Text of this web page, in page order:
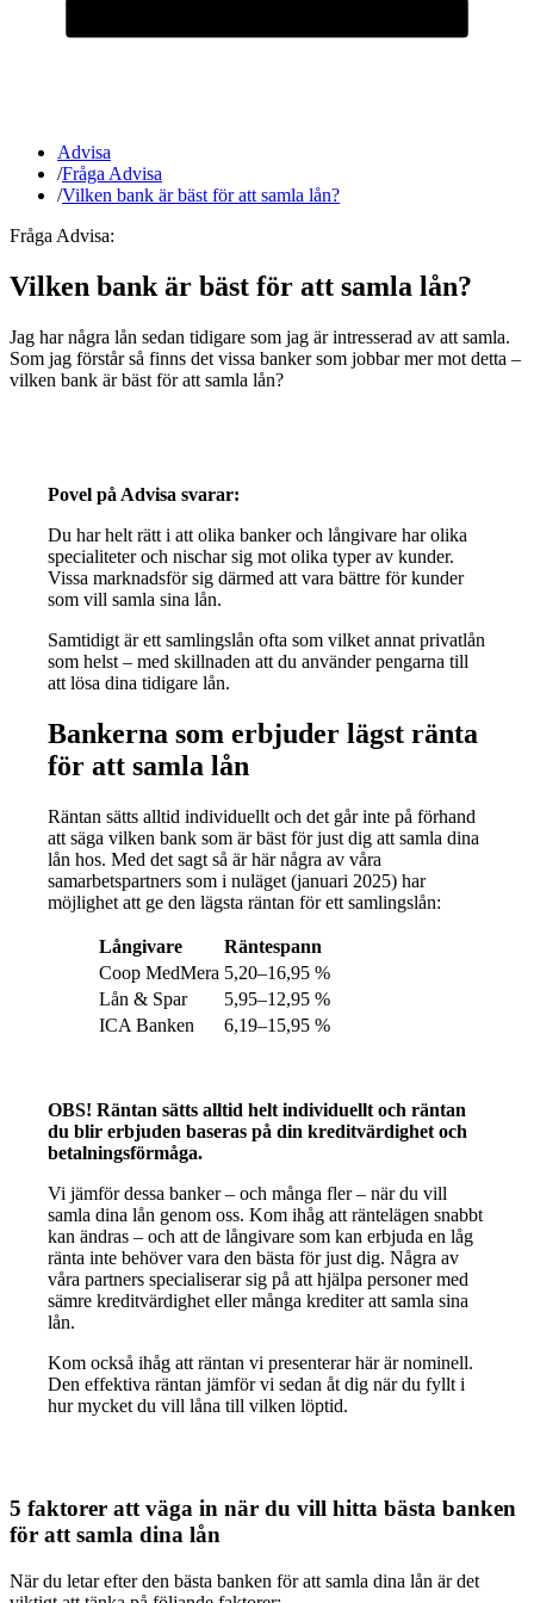
Advisa
/Fråga Advisa
/Vilken bank är bäst för att samla lån?
Fråga Advisa:
Vilken bank är bäst för att samla lån?
Jag har några lån sedan tidigare som jag är intresserad av att samla.
Som jag förstår så finns det vissa banker som jobbar mer mot detta –
vilken bank är bäst för att samla lån?
Povel på Advisa svarar:
Du har helt rätt i att olika banker och långivare har olika
specialiteter och nischar sig mot olika typer av kunder.
Vissa marknadsför sig därmed att vara bättre för kunder
som vill samla sina lån.
Samtidigt är ett samlingslån ofta som vilket annat privatlån
som helst – med skillnaden att du använder pengarna till
att lösa dina tidigare lån.
Bankerna som erbjuder lägst ränta
för att samla lån
Räntan sätts alltid individuellt och det går inte på förhand
att säga vilken bank som är bäst för just dig att samla dina
lån hos. Med det sagt så är här några av våra
samarbetspartners som i nuläget (januari 2025) har
möjlighet att ge den lägsta räntan för ett samlingslån:
Långivare
Räntespann
Coop MedMera 5,20–16,95 %
Lån & Spar
5,95–12,95 %
ICA Banken
6,19–15,95 %
OBS! Räntan sätts alltid helt individuellt och räntan
du blir erbjuden baseras på din kreditvärdighet och
betalningsförmåga.
Vi jämför dessa banker – och många fler – när du vill
samla dina lån genom oss. Kom ihåg att räntelägen snabbt
kan ändras – och att de långivare som kan erbjuda en låg
ränta inte behöver vara den bästa för just dig. Några av
våra partners specialiserar sig på att hjälpa personer med
sämre kreditvärdighet eller många krediter att samla sina
lån.
Kom också ihåg att räntan vi presenterar här är nominell.
Den effektiva räntan jämför vi sedan åt dig när du fyllt i
hur mycket du vill låna till vilken löptid.
5 faktorer att väga in när du vill hitta bästa banken
för att samla dina lån
När du letar efter den bästa banken för att samla dina lån är det